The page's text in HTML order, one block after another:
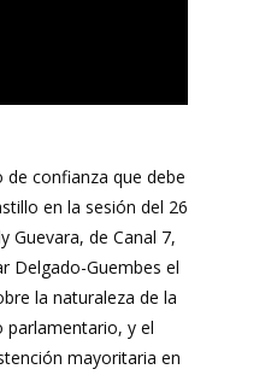
confianza que debe
en la sesión del 26
Guevara, de Canal 7,
Delgado-Guembes el
la naturaleza de la
y el
mayoritaria en